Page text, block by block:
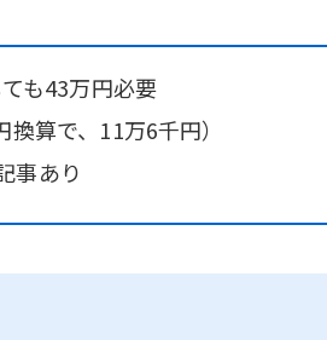
も43万円必要
算で、11万6千円）
事あり